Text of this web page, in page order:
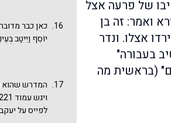
של פרעה אצל
ואמר: זה בן
אצלו. ונדר
בעבורה"
(בראשית מה
מצרים
של מלך שהוא
שקבלת, את
אלה אומרים
שהמשנה למלך
ויהודה הוא
כאן כבר
יוֹסֵף וַיִּיטַב
המדרש שהוא
לפייס על